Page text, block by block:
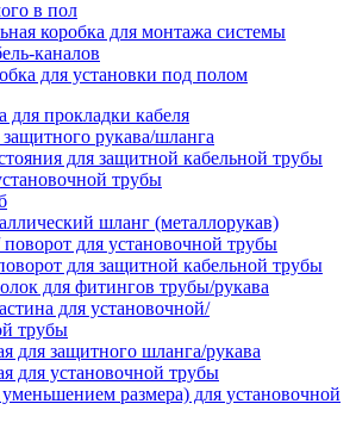
в пол
коробка для монтажа системы
каналов
для установки под полом
для прокладки кабеля
рукава/шланга
для защитной кабельной трубы
трубы
шланг (металлорукав)
для установочной трубы
для защитной кабельной трубы
для фитингов трубы/рукава
для установочной/
трубы
для защитного шланга/рукава
для установочной трубы
размера) для установочной